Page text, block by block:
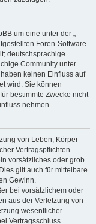
um eine unter der „
Foren-Software
deutschsprachige
Community unter
keinen Einfluss auf
wird. Sie können
bestimmte Zwecke nicht
nehmen.
von Leben, Körper
Vertragspflichten
vorsätzliches oder grob
gilt auch für mittelbare
Gewinn.
bei vorsätzlichem oder
aus der Verletzung von
wesentlicher
Vertragsschluss